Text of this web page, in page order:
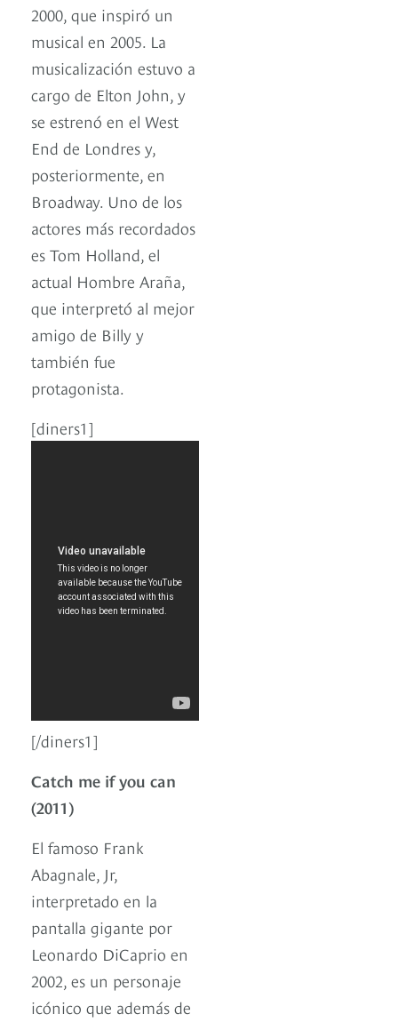
2000, que inspiró un
musical en 2005. La
musicalización estuvo a
cargo de Elton John, y
se estrenó en el West
End de Londres y,
posteriormente, en
Broadway. Uno de los
actores más recordados
es Tom Holland, el
actual Hombre Araña,
que interpretó al mejor
amigo de Billy y
también fue
protagonista.
[diners1]
[/diners1]
Catch me if you can
(2011)
El famoso Frank
Abagnale, Jr,
interpretado en la
pantalla gigante por
Leonardo DiCaprio en
2002, es un personaje
icónico que además de